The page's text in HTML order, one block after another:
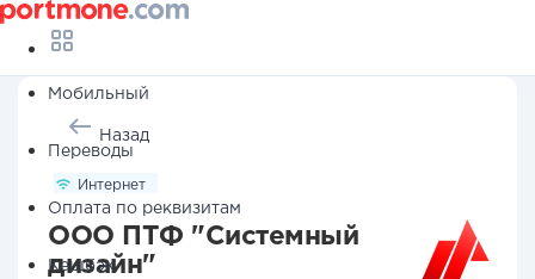
Мобильный
Переводы
Оплата по реквизитам
Кешбэк
Назад
Интернет
ООО ПТФ "Системный
дизайн"